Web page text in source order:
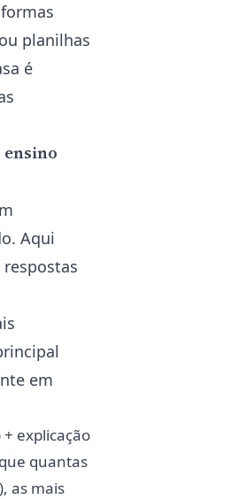
planilhas
é
ensino
Aqui
em
explicação
quantas
as mais